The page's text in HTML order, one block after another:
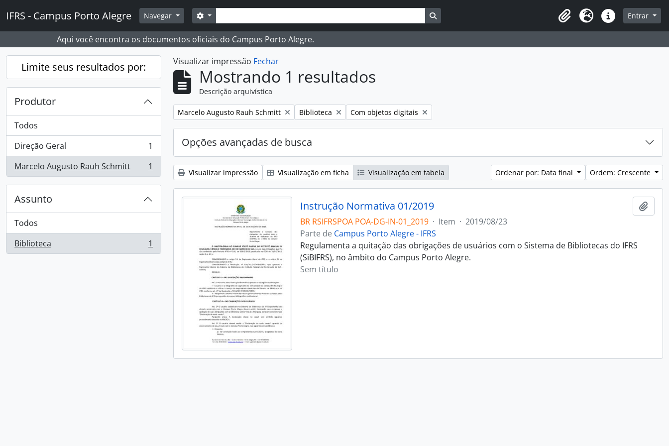
IFRS - Campus Porto Alegre Navegar Buscar
Opções de busca Busque na página de navegação
Idioma Atalhos Entrar
Aqui você encontra os documentos oficiais do Campus Porto Alegre.
Limite seus resultados por:
Produtor
Todos
Direção Geral
, 1 resultados
1
Marcelo Augusto Rauh Schmitt
, 1 resultados 1
Assunto
Todos
Biblioteca
, 1 resultados 1
Visualizar impressão Fechar
Mostrando 1 resultados
Descrição arquivística
Remover filtro:
Marcelo Augusto Rauh Schmitt Remover filtro:
Biblioteca Remover filtro:
Com objetos digitais
Opções avançadas de busca
Visualizar impressão Visualização em ficha Visualização em tabela Ordenar por: Data final Ordem: Crescente
Instrução Normativa 01/2019
BR RSIFRSPOA POA-DG-IN-01_2019 · Item · 2019/08/23
Parte de Campus Porto Alegre - IFRS
Regulamenta a quitação das obrigações de usuários com o Sistema de Bibliotecas do IFRS
(SiBIFRS), no âmbito do Campus Porto Alegre.
Sem título